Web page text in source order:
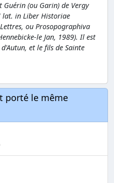
(ou Garin) de Vergy
lat. in Liber Historiae
ou Prosopographiva
le Jan, 1989). Il est
et le fils de Sainte
porté le même